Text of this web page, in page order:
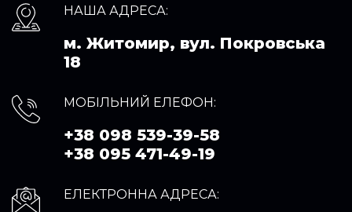
НАША АДРЕСА:
м. Житомир, вул. Покровська
18
МОБІЛЬНИЙ ЕЛЕФОН:
+38 098 539-39-58
+38 095 471-49-19
ЕЛЕКТРОННА АДРЕСА: